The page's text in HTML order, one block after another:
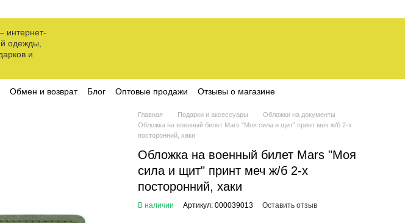
Обмен и возврат Блог Оптовые продажи
Отзывы о магазине
Главная Подарки и аксессуары
Обложки на документы
Обложка на военный билет Mars "Моя сила и щит" принт меч ж/б 2-х
посторонний, хаки
Обложка на военный билет Mars "Моя
сила и щит" принт меч ж/б 2-х
посторонний, хаки
В наличии Артикул: 000039013 Оставить отзыв